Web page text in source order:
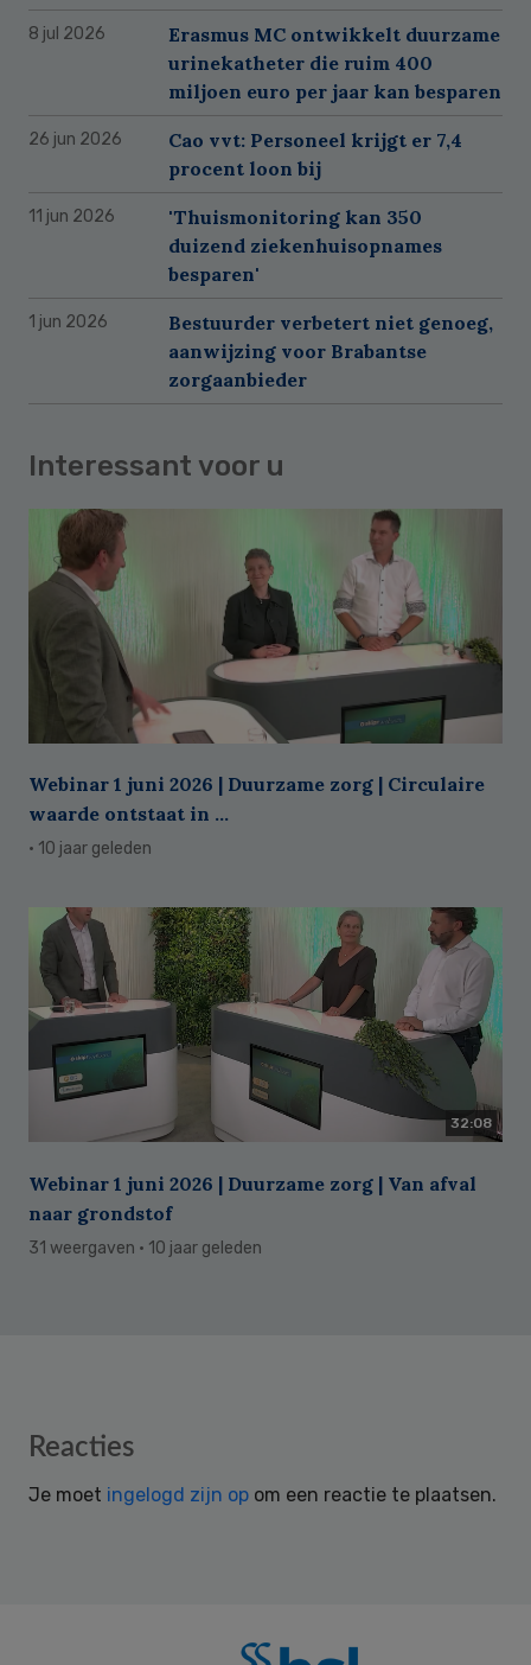
8 jul 2026
Erasmus MC ontwikkelt duurzame
urinekatheter die ruim 400
miljoen euro per jaar kan besparen
26 jun 2026
Cao vvt: Personeel krijgt er 7,4
procent loon bij
11 jun 2026
'Thuismonitoring kan 350
duizend ziekenhuisopnames
besparen'
1 jun 2026
Bestuurder verbetert niet genoeg,
aanwijzing voor Brabantse
zorgaanbieder
Interessant voor u
Webinar 1 juni 2026 | Duurzame zorg | Circulaire
waarde ontstaat in ...
· 10 jaar geleden
32:08
Webinar 1 juni 2026 | Duurzame zorg | Van afval
naar grondstof
31 weergaven · 10 jaar geleden
Reader
Reacties
Je moet ingelogd zijn op om een reactie te plaatsen.